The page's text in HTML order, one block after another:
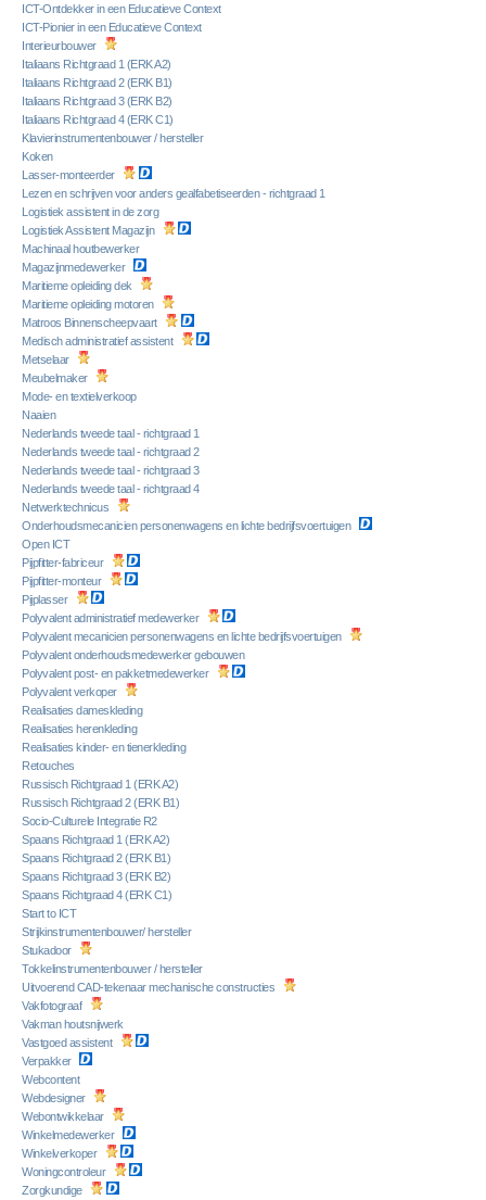
ICT-Ontdekker in een Educatieve Context
ICT-Pionier in een Educatieve Context
Interieurbouwer
Italiaans Richtgraad 1 (ERK A2)
Italiaans Richtgraad 2 (ERK B1)
Italiaans Richtgraad 3 (ERK B2)
Italiaans Richtgraad 4 (ERK C1)
Klavierinstrumentenbouwer / hersteller
Koken
Lasser-monteerder
Lezen en schrijven voor anders gealfabetiseerden - richtgraad 1
Logistiek assistent in de zorg
Logistiek Assistent Magazijn
Machinaal houtbewerker
Magazijnmedewerker
Maritieme opleiding dek
Maritieme opleiding motoren
Matroos Binnenscheepvaart
Medisch administratief assistent
Metselaar
Meubelmaker
Mode- en textielverkoop
Naaien
Nederlands tweede taal - richtgraad 1
Nederlands tweede taal - richtgraad 2
Nederlands tweede taal - richtgraad 3
Nederlands tweede taal - richtgraad 4
Netwerktechnicus
Onderhoudsmecanicien personenwagens en lichte bedrijfsvoertuigen
Open ICT
Pijpfitter-fabriceur
Pijpfitter-monteur
Pijplasser
Polyvalent administratief medewerker
Polyvalent mecanicien personenwagens en lichte bedrijfsvoertuigen
Polyvalent onderhoudsmedewerker gebouwen
Polyvalent post- en pakketmedewerker
Polyvalent verkoper
Realisaties dameskleding
Realisaties herenkleding
Realisaties kinder- en tienerkleding
Retouches
Russisch Richtgraad 1 (ERK A2)
Russisch Richtgraad 2 (ERK B1)
Socio-Culturele Integratie R2
Spaans Richtgraad 1 (ERK A2)
Spaans Richtgraad 2 (ERK B1)
Spaans Richtgraad 3 (ERK B2)
Spaans Richtgraad 4 (ERK C1)
Start to ICT
Strijkinstrumentenbouwer/ hersteller
Stukadoor
Tokkelinstrumentenbouwer / hersteller
Uitvoerend CAD-tekenaar mechanische constructies
Vakfotograaf
Vakman houtsnijwerk
Vastgoed assistent
Verpakker
Webcontent
Webdesigner
Webontwikkelaar
Winkelmedewerker
Winkelverkoper
Woningcontroleur
Zorgkundige